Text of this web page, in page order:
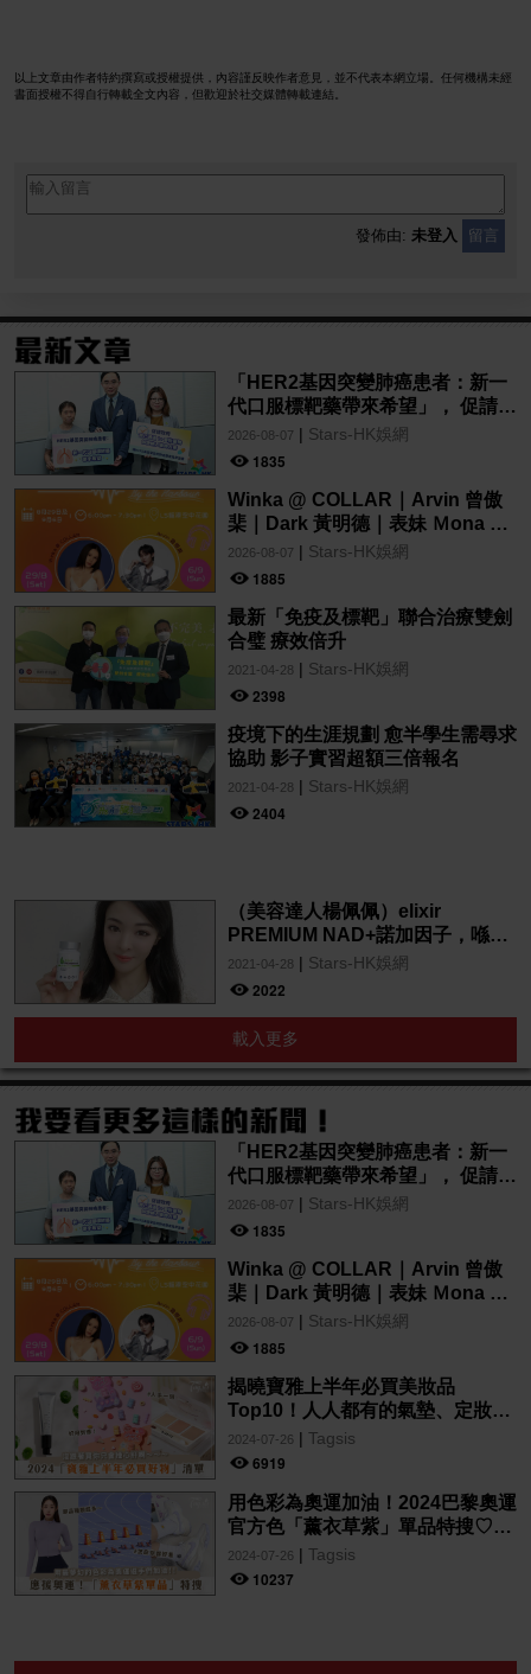
以上文章由作者特約撰寫或授權提供，內容謹反映作者意見，並不代表本網立場。任何機構未經
書面授權不得自行轉載全文內容，但歡迎於社交媒體轉載連結。
發佈由: 未登入 留言
「HER2基因突變肺癌患者：新一
代口服標靶藥帶來希望」， 促請政
府加快納入藥物名冊，助患者及早
受惠
2026-08-07 | Stars-HK娛網
1835
Winka @ COLLAR｜Arvin 曾傲
棐｜Dark 黃明德｜表妹 Ｍona 8
月29日起登陸L5維港空中花園 |
wwwtc mall 首度呈獻「Music
2026-08-07 | Stars-HK娛網
1885
最新「免疫及標靶」聯合治療雙劍
合璧 療效倍升
2021-04-28 | Stars-HK娛網
2398
疫境下的生涯規劃 愈半學生需尋求
協助 影子實習超額三倍報名
2021-04-28 | Stars-HK娛網
2404
（美容達人楊佩佩）elixir
PREMIUM NAD+諾加因子，喺一
種全面性嘅抗衰老產品！
2021-04-28 | Stars-HK娛網
2022
載入更多
「HER2基因突變肺癌患者：新一
代口服標靶藥帶來希望」， 促請政
府加快納入藥物名冊，助患者及早
受惠
2026-08-07 | Stars-HK娛網
1835
Winka @ COLLAR｜Arvin 曾傲
棐｜Dark 黃明德｜表妹 Ｍona 8
月29日起登陸L5維港空中花園 |
wwwtc mall 首度呈獻「Music
2026-08-07 | Stars-HK娛網
1885
揭曉寶雅上半年必買美妝品
Top10！人人都有的氣墊、定妝噴
霧、保養品～幫你找到最值得入手
的好物♡
2024-07-26 | Tagsis
6919
用色彩為奧運加油！2024巴黎奧運
官方色「薰衣草紫」單品特搜♡讓
你從頭到腳、隨時充滿奧運氛圍～
2024-07-26 | Tagsis
10237